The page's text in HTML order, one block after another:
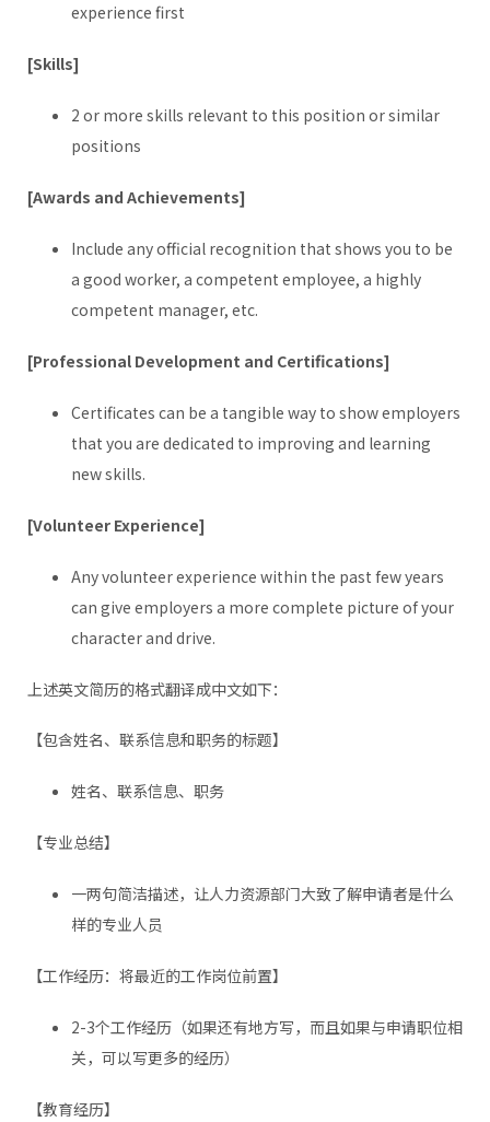
experience first
[Skills]
2 or more skills relevant to this position or similar
positions
[Awards and Achievements]
Include any official recognition that shows you to be
a good worker, a competent employee, a highly
competent manager, etc.
[Professional Development and Certifications]
Certificates can be a tangible way to show employers
that you are dedicated to improving and learning
new skills.
[Volunteer Experience]
Any volunteer experience within the past few years
can give employers a more complete picture of your
character and drive.
上述英文简历的格式翻译成中文如下：
【包含姓名、联系信息和职务的标题】
姓名、联系信息、职务
【专业总结】
一两句简洁描述，让人力资源部门大致了解申请者是什么
样的专业人员
【工作经历：将最近的工作岗位前置】
2-3个工作经历（如果还有地方写，而且如果与申请职位相
关，可以写更多的经历）
【教育经历】